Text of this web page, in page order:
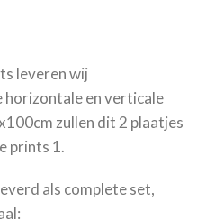
leveren wij
horizontale en verticale
zullen dit 2 plaatjes
prints 1.
als complete set,